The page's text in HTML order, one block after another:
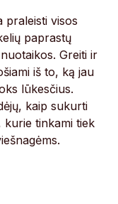
praleisti visos
paprastų
Greiti ir
iš to, ką jau
lūkesčius.
kaip sukurti
kurie tinkami tiek